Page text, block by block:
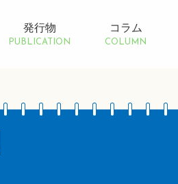
発行物
PUBLICATION
コラム
COLUMN